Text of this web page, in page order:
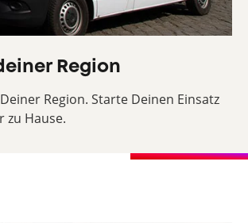
Region
Region. Starte Deinen Einsatz
zu Hause.